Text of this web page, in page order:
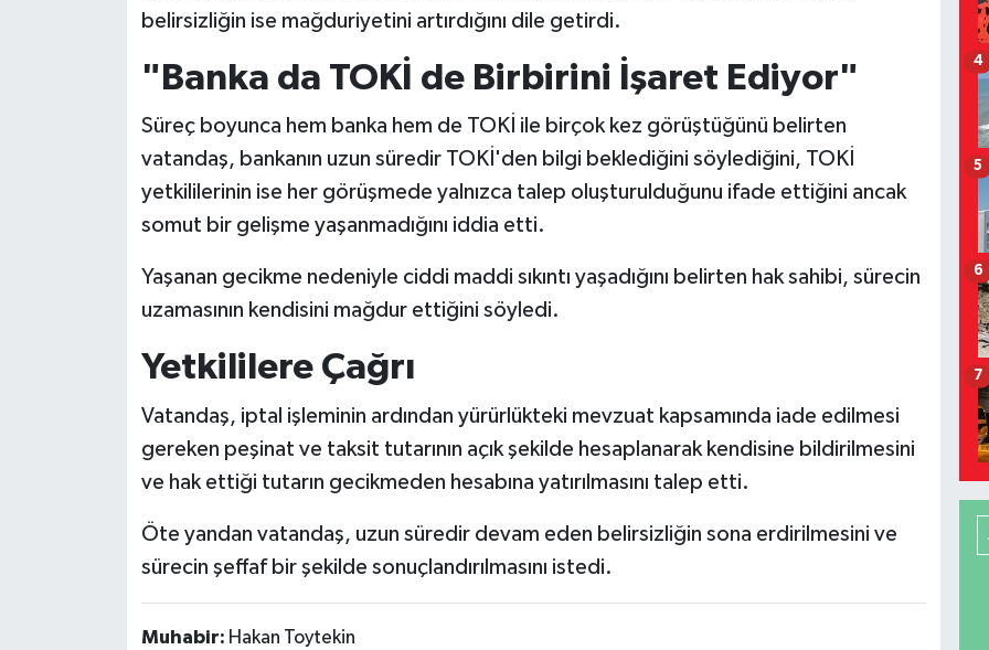
belirsizliğin ise mağduriyetini artırdığını dile getirdi.
"Banka da TOKİ de Birbirini İşaret Ediyor"
Süreç boyunca hem banka hem de TOKİ ile birçok kez görüştüğünü belirten
vatandaş, bankanın uzun süredir TOKİ'den bilgi beklediğini söylediğini, TOKİ
yetkililerinin ise her görüşmede yalnızca talep oluşturulduğunu ifade ettiğini ancak
somut bir gelişme yaşanmadığını iddia etti.
Yaşanan gecikme nedeniyle ciddi maddi sıkıntı yaşadığını belirten hak sahibi, sürecin
uzamasının kendisini mağdur ettiğini söyledi.
Yetkililere Çağrı
Vatandaş, iptal işleminin ardından yürürlükteki mevzuat kapsamında iade edilmesi
gereken peşinat ve taksit tutarının açık şekilde hesaplanarak kendisine bildirilmesini
ve hak ettiği tutarın gecikmeden hesabına yatırılmasını talep etti.
Öte yandan vatandaş, uzun süredir devam eden belirsizliğin sona erdirilmesini ve
sürecin şeffaf bir şekilde sonuçlandırılmasını istedi.
Muhabir: Hakan Toytekin
4
5
6
7